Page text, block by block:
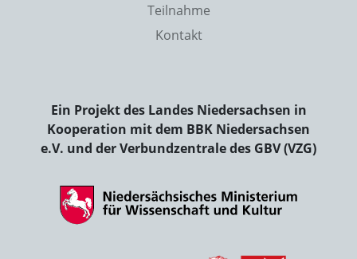
Teilnahme
Kontakt
Ein Projekt des Landes Niedersachsen in
Kooperation mit dem BBK Niedersachsen
e.V. und der Verbundzentrale des GBV (VZG)